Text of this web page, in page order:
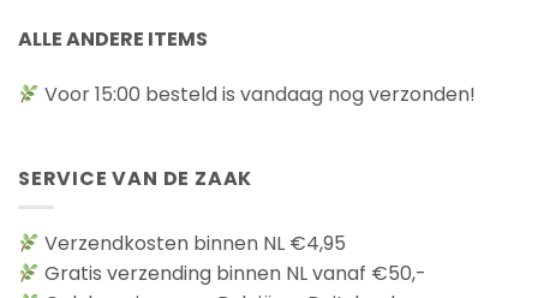
ALLE ANDERE ITEMS
Voor 15:00 besteld is vandaag nog verzonden!
SERVICE VAN DE ZAAK
Verzendkosten binnen NL €4,95
Gratis verzending binnen NL vanaf €50,-